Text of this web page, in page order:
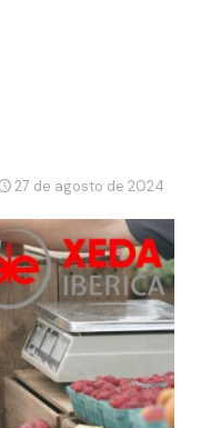
27 de agosto de 2024